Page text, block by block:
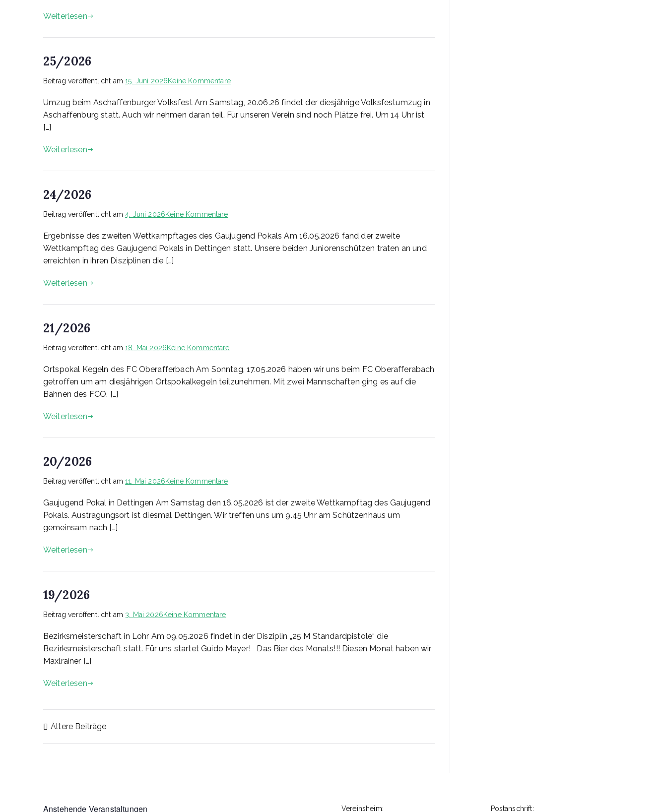
Weiterlesen
25/2026
Beitrag veröffentlicht am15. Juni 2026Keine Kommentarezu
Umzug beim Aschaffenburger Volksfest Am Samstag, 20.06.26 findet der diesjährige Volksfestumzug in
Aschaffenburg statt. Auch wir nehmen daran teil. Für unseren Verein sind noch Plätze frei. Um 14 Uhr ist
[…]
Weiterlesen
24/2026
Beitrag veröffentlicht am4. Juni 2026Keine Kommentarezu
Ergebnisse des zweiten Wettkampftages des Gaujugend Pokals Am 16.05.2026 fand der zweite
Wettkampftag des Gaujugend Pokals in Dettingen statt. Unsere beiden Juniorenschützen traten an und
erreichten in ihren Disziplinen die […]
Weiterlesen
21/2026
Beitrag veröffentlicht am18. Mai 2026Keine Kommentarezu
Ortspokal Kegeln des FC Oberafferbach Am Sonntag, 17.05.2026 haben wir uns beim FC Oberafferabach
getroffen um am diesjährigen Ortspokalkegeln teilzunehmen. Mit zwei Mannschaften ging es auf die
Bahnen des FCO. […]
Weiterlesen
20/2026
Beitrag veröffentlicht am11. Mai 2026Keine Kommentarezu
Gaujugend Pokal in Dettingen Am Samstag den 16.05.2026 ist der zweite Wettkampftag des Gaujugend
Pokals. Austragungsort ist diesmal Dettingen. Wir treffen uns um 9.45 Uhr am Schützenhaus um
gemeinsam nach […]
Weiterlesen
19/2026
Beitrag veröffentlicht am 3. Mai 2026Keine Kommentarezu
Bezirksmeisterschaft in Lohr Am 09.05.2026 findet in der Disziplin „25 M Standardpistole“ die
Bezirksmeisterschaft statt. Für uns startet Guido Mayer! Das Bier des Monats!!! Diesen Monat haben wir
Maxlrainer […]
Weiterlesen
Beitragsnavigation
Ältere Beiträge
Anstehende Veranstaltungen Vereinsheim: Postanschrift: